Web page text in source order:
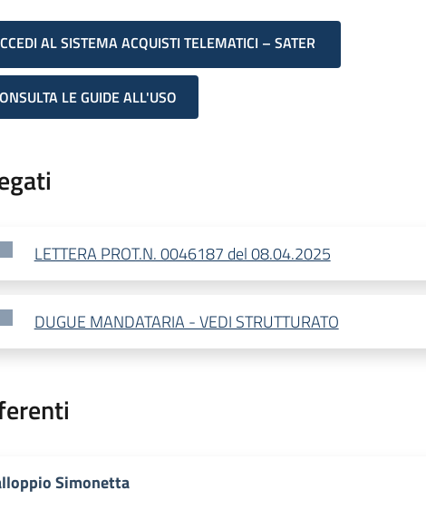
AL SISTEMA ACQUISTI TELEMATICI – SATER
LE GUIDE ALL'USO
LETTERA PROT.N. 0046187 del 08.04.2025
DUGUE MANDATARIA - VEDI STRUTTURATO
Simonetta